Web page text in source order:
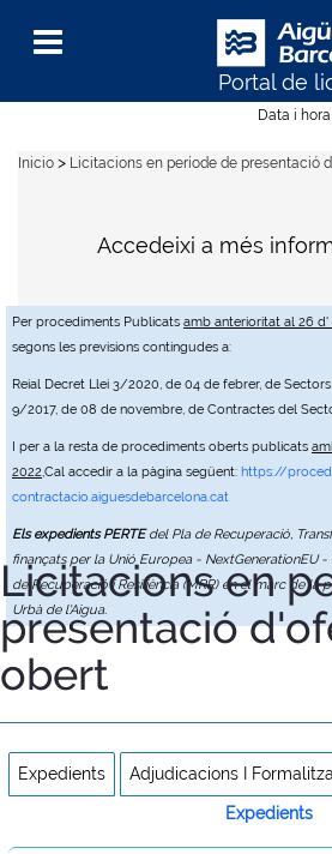
Data i
Per procediments Publicats amb anterioritat al 26
segons les previsions contingudes a:
Reial Decret Llei 3/2020, de 04 de febrer, de
9/2017, de 08 de novembre, de Contractes del
I per a la resta de procediments oberts publicats
2022,Cal accedir a la pàgina següent: https://
contractacio.aiguesdebarcelona.cat
Els expedients PERTEdel Pla de Recuperació,
finançats per la Unió Europea - NextGenerationEU
de Recuperació i Resiliència (MRR) en el marc de la
Urbà de l'Aigua.
Portal de
Menu
Accedeixi a més
Inicio > Licitacions en període de presentació
Licitacions en
presentació
obert
Expedients Adjudicacions I
Expedients